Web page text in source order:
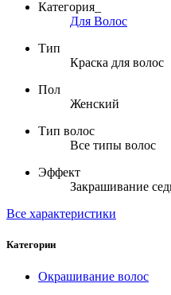
Категория_
Для Волос
Тип
Краска для волос
Пол
Женский
Тип волос
Все типы волос
Эффект
Закрашивание
Все характеристики
Категории
Окрашивание волос